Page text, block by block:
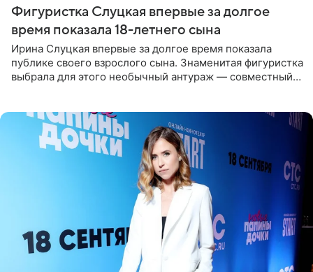
Фигуристка Слуцкая впервые за долгое
время показала 18-летнего сына
Ирина Слуцкая впервые за долгое время показала
публике своего взрослого сына. Знаменитая фигуристка
выбрала для этого необычный антураж — совместный